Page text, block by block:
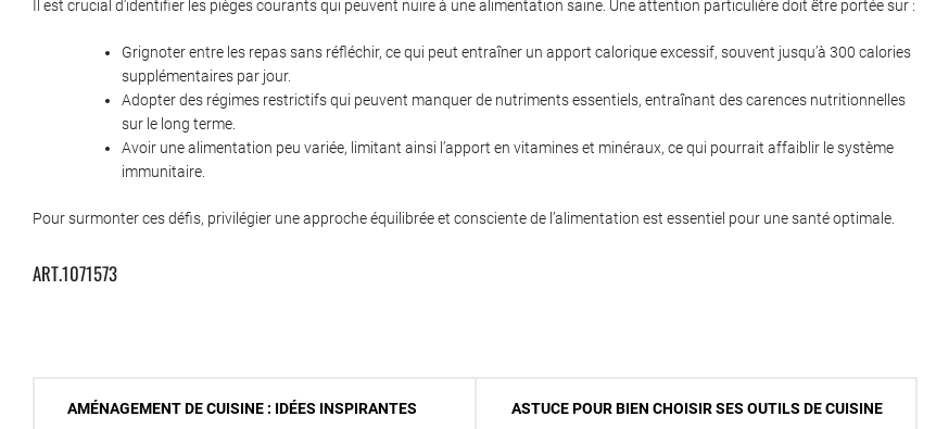
Il est crucial d’identifier les pièges courants qui peuvent nuire à une alimentation saine. Une attention particulière doit être portée sur :
Grignoter entre les repas sans réfléchir, ce qui peut entraîner un apport calorique excessif, souvent jusqu’à 300 calories
supplémentaires par jour.
Adopter des régimes restrictifs qui peuvent manquer de nutriments essentiels, entraînant des carences nutritionnelles
sur le long terme.
Avoir une alimentation peu variée, limitant ainsi l’apport en vitamines et minéraux, ce qui pourrait affaiblir le système
immunitaire.
Pour surmonter ces défis, privilégier une approche équilibrée et consciente de l’alimentation est essentiel pour une santé optimale.
ART.1071573
Navigation
AMÉNAGEMENT DE CUISINE : IDÉES INSPIRANTES ASTUCE POUR BIEN CHOISIR SES OUTILS DE CUISINE